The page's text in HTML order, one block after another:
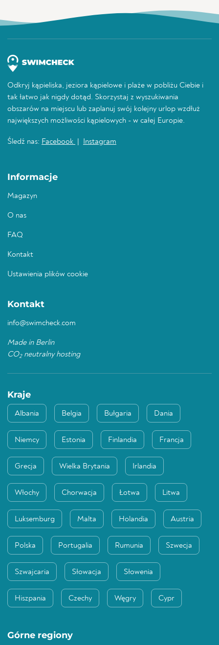
Odkryj kąpieliska, jeziora kąpielowe i plaże w pobliżu Ciebie i
tak łatwo jak nigdy dotąd. Skorzystaj z wyszukiwania
obszarów na miejscu lub zaplanuj swój kolejny urlop wzdłuż
największych możliwości kąpielowych - w całej Europie.
Śledź nas: Facebook Instagram
Informacje
Magazyn
O nas
FAQ
Kontakt
Ustawienia plików cookie
Kontakt
info@swimcheck.com
Made in Berlin
CO2neutralny hosting
Kraje
Albania Belgia Bułgaria Dania
Niemcy Estonia Finlandia Francja
Grecja Wielka Brytania Irlandia
Włochy Chorwacja Łotwa Litwa
Luksemburg Malta Holandia Austria
Polska Portugalia Rumunia Szwecja
Szwajcaria Słowacja Słowenia
Hiszpania Czechy Węgry Cypr
Górne regiony